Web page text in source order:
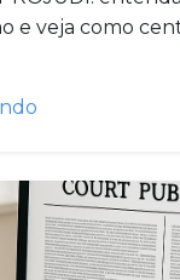
e veja como